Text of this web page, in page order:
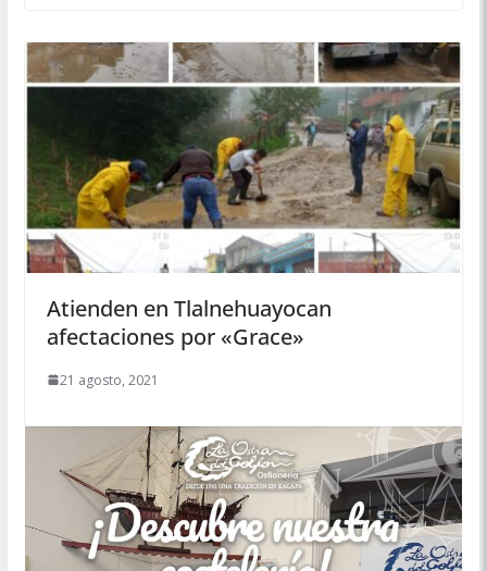
Atienden en Tlalnehuayocan
afectaciones por «Grace»
21 agosto, 2021